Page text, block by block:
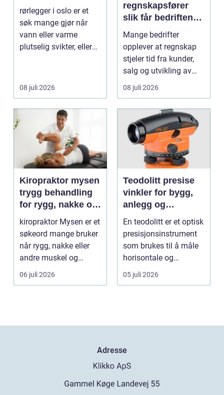
rørlegger i oslo er et
søk mange gjør når
vann eller varme
plutselig svikter, eller
08 juli 2026
regnskapsfører
slik får bedriften
mer ut av
regnskapet
Mange bedrifter
opplever at regnskap
stjeler tid fra kunder,
salg og utvikling av
virksomheten. Samt...
08 juli 2026
Kiropraktor mysen
trygg behandling
for rygg, nakke og
ledd
kiropraktor Mysen er et
søkeord mange bruker
når rygg, nakke eller
andre muskel og
leddplager begynn...
06 juli 2026
Teodolitt presise
vinkler for bygg,
anlegg og
kartlegging
En teodolitt er et optisk
presisjonsinstrument
som brukes til å måle
horisontale og
vertikale vinkle...
05 juli 2026
Adresse